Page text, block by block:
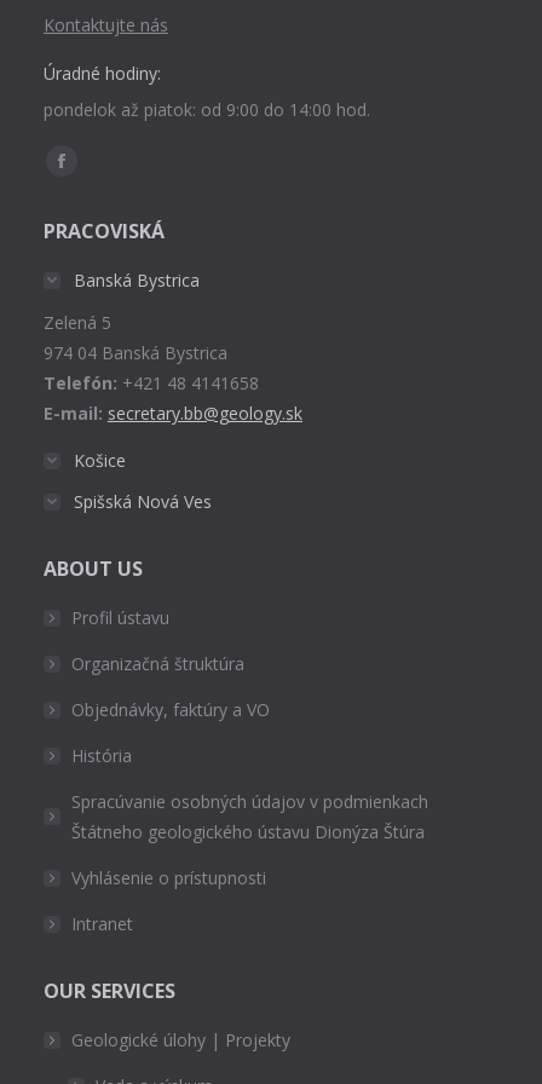
Kontaktujte nás
Úradné hodiny:
pondelok až piatok: od 9:00 do 14:00 hod.
Find us on:
Facebook
opens
window
PRACOVISKÁ
Banská Bystrica
Zelená 5
974 04 Banská Bystrica
Telefón: +421 48 4141658
E-mail: secretary.bb@geology.sk
Košice
Spišská Nová Ves
ABOUT US
Profil ústavu
Organizačná štruktúra
Objednávky, faktúry a VO
História
Spracúvanie osobných údajov v podmienkach
Štátneho geologického ústavu Dionýza Štúra
Vyhlásenie o prístupnosti
Intranet
OUR SERVICES
Geologické úlohy | Projekty